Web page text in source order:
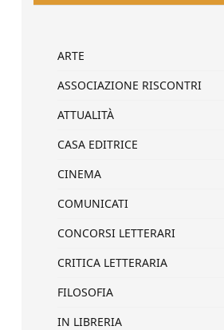
ARTE
ASSOCIAZIONE RISCONTRI
ATTUALITÀ
CASA EDITRICE
CINEMA
COMUNICATI
CONCORSI LETTERARI
CRITICA LETTERARIA
FILOSOFIA
IN LIBRERIA